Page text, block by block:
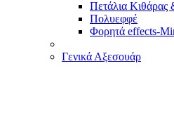
Πετάλια
Πολυεφφέ
Φορητά effects-
Γενικά Αξεσουάρ